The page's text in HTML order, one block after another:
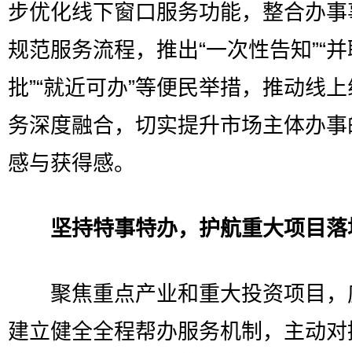
步优化线下窗口服务功能，整合办
规范服务流程，推出“一次性告知”“
批”“就近可办”等便民举措，推动线
务深度融合，切实提升市场主体办
感与获得感。
坚持特事特办，护航重大项目落
聚焦重点产业和重大投资项目，
建立健全全程帮办服务机制，主动